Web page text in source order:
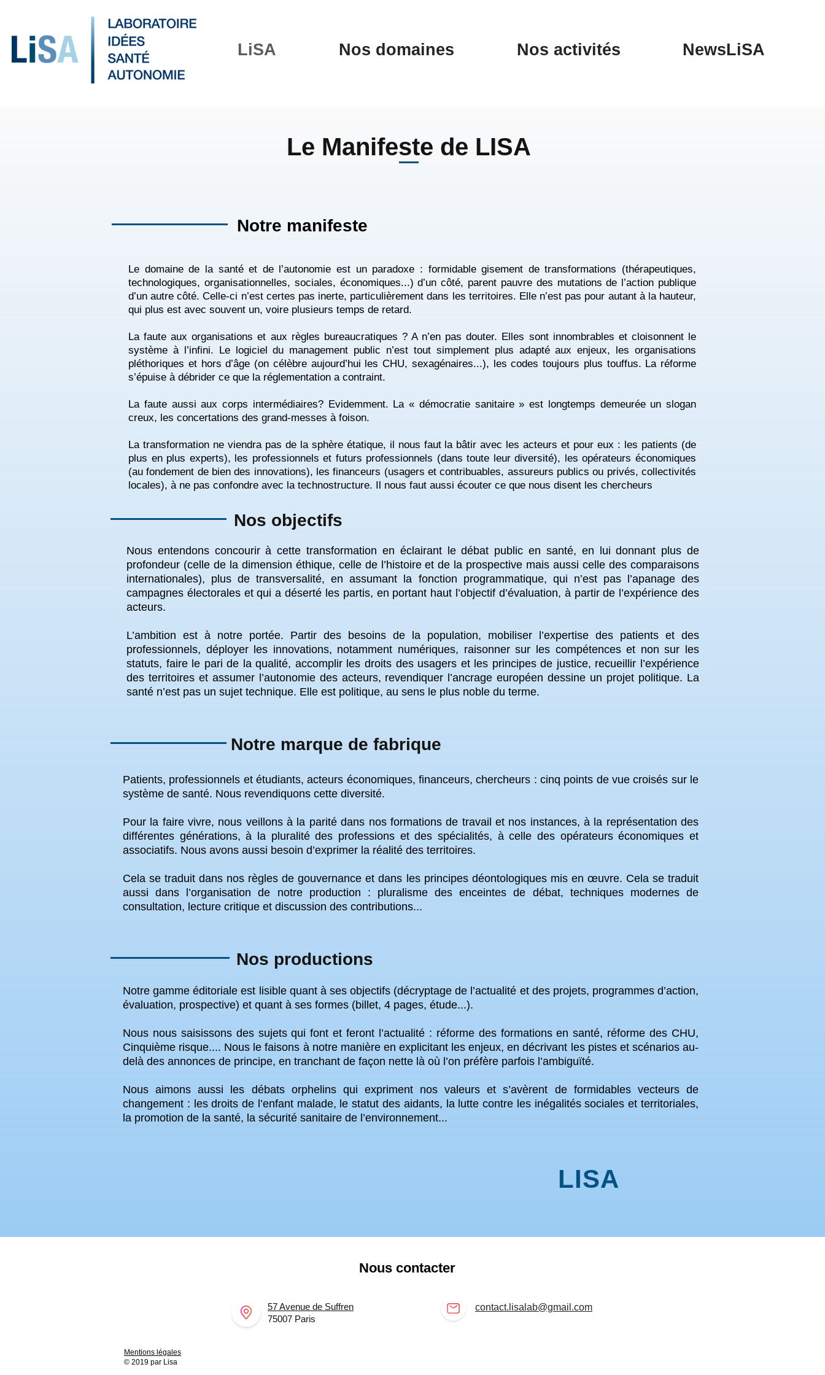
LiSA Nos domaines Nos activités NewsLiSA
Le Manifeste de LISA
Notre manifeste
Le domaine de la santé et de l’autonomie est un paradoxe : formidable gisement de transformations (thérapeutiques,
technologiques, organisationnelles, sociales, économiques...) d’un côté, parent pauvre des mutations de l’action publique
d’un autre côté. Celle-ci n’est certes pas inerte, particulièrement dans les territoires. Elle n’est pas pour autant à la hauteur,
qui plus est avec souvent un, voire plusieurs temps de retard.
La faute aux organisations et aux règles bureaucratiques ? A n’en pas douter. Elles sont innombrables et cloisonnent le
système à l’infini. Le logiciel du management public n’est tout simplement plus adapté aux enjeux, les organisations
pléthoriques et hors d’âge (on célèbre aujourd’hui les CHU, sexagénaires...), les codes toujours plus touffus. La réforme
s’épuise à débrider ce que la réglementation a contraint.
La faute aussi aux corps intermédiaires? Evidemment. La « démocratie sanitaire » est longtemps demeurée un slogan
creux, les concertations des grand-messes à foison.
La transformation ne viendra pas de la sphère étatique, il nous faut la bâtir avec les acteurs et pour eux : les patients (de
plus en plus experts), les professionnels et futurs professionnels (dans toute leur diversité), les opérateurs économiques
(au fondement de bien des innovations), les financeurs (usagers et contribuables, assureurs publics ou privés, collectivités
locales), à ne pas confondre avec la technostructure. Il nous faut aussi écouter ce que nous disent les chercheurs
Nos objectifs
Nous entendons concourir à cette transformation en éclairant le débat public en santé, en lui donnant plus de
profondeur (celle de la dimension éthique, celle de l’histoire et de la prospective mais aussi celle des comparaisons
internationales), plus de transversalité, en assumant la fonction programmatique, qui n’est pas l’apanage des
campagnes électorales et qui a déserté les partis, en portant haut l’objectif d’évaluation, à partir de l’expérience des
acteurs.
L’ambition est à notre portée. Partir des besoins de la population, mobiliser l’expertise des patients et des
professionnels, déployer les innovations, notamment numériques, raisonner sur les compétences et non sur les
statuts, faire le pari de la qualité, accomplir les droits des usagers et les principes de justice, recueillir l’expérience
des territoires et assumer l’autonomie des acteurs, revendiquer l’ancrage européen dessine un projet politique. La
santé n’est pas un sujet technique. Elle est politique, au sens le plus noble du terme.
Notre marque de fabrique
Patients, professionnels et étudiants, acteurs économiques, financeurs, chercheurs : cinq points de vue croisés sur le
système de santé. Nous revendiquons cette diversité.
Pour la faire vivre, nous veillons à la parité dans nos formations de travail et nos instances, à la représentation des
différentes générations, à la pluralité des professions et des spécialités, à celle des opérateurs économiques et
associatifs. Nous avons aussi besoin d’exprimer la réalité des territoires.
Cela se traduit dans nos règles de gouvernance et dans les principes déontologiques mis en œuvre. Cela se traduit
aussi dans l’organisation de notre production : pluralisme des enceintes de débat, techniques modernes de
consultation, lecture critique et discussion des contributions...
Nos productions
Notre gamme éditoriale est lisible quant à ses objectifs (décryptage de l’actualité et des projets, programmes d’action,
évaluation, prospective) et quant à ses formes (billet, 4 pages, étude...).
Nous nous saisissons des sujets qui font et feront l’actualité : réforme des formations en santé, réforme des CHU,
Cinquième risque.... Nous le faisons à notre manière en explicitant les enjeux, en décrivant les pistes et scénarios au-
delà des annonces de principe, en tranchant de façon nette là où l’on préfère parfois l’ambiguïté.
Nous aimons aussi les débats orphelins qui expriment nos valeurs et s’avèrent de formidables vecteurs de
changement : les droits de l’enfant malade, le statut des aidants, la lutte contre les inégalités sociales et territoriales,
la promotion de la santé, la sécurité sanitaire de l’environnement...
LISA
Nous contacter
57 Avenue de Suffren
75007 Paris
contact.lisalab@gmail.com
Mentions légales
© 2019 par Lisa